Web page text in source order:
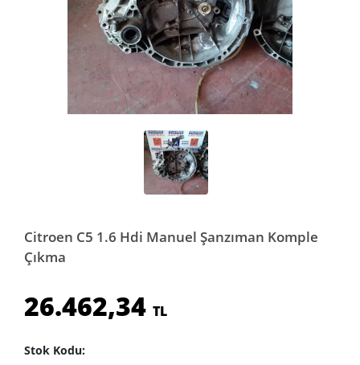
Citroen C5 1.6 Hdi Manuel Şanzıman Komple
Çıkma
26.462,34 TL
Stok Kodu: